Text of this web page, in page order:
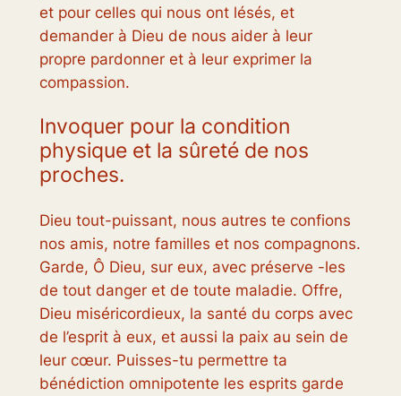
et pour celles qui nous ont lésés, et
demander à Dieu de nous aider à leur
propre pardonner et à leur exprimer la
compassion.
Invoquer pour la condition
physique et la sûreté de nos
proches.
Dieu tout-puissant, nous autres te confions
nos amis, notre familles et nos compagnons.
Garde, Ô Dieu, sur eux, avec préserve -les
de tout danger et de toute maladie. Offre,
Dieu miséricordieux, la santé du corps avec
de l’esprit à eux, et aussi la paix au sein de
leur cœur. Puisses-tu permettre ta
bénédiction omnipotente les esprits garde